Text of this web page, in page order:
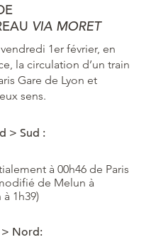
VIA MORET
1er février, en
la circulation d’un train
Gare de Lyon et
sens.
> Sud :
à 00h46 de Paris
de Melun à
1h39)
> Nord: